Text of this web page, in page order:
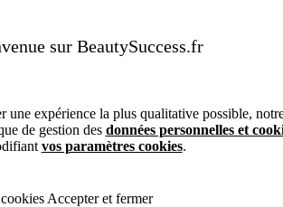
sur BeautySuccess.fr
une expérience la plus qualitative possible,
de gestion des données personnelles et
vos paramètres cookies.
Accepter et fermer